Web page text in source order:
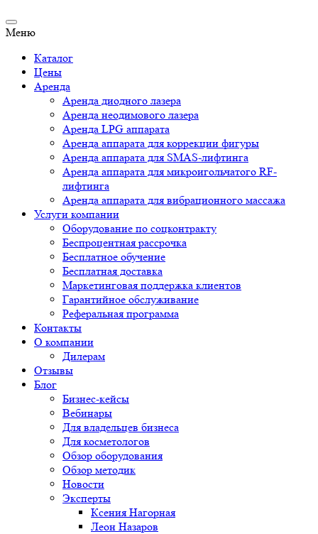
Меню
Каталог
Цены
Аренда
Аренда диодного лазера
Аренда неодимового лазера
Аренда LPG аппарата
Аренда аппарата для коррекции фигуры
Аренда аппарата для SMAS-лифтинга
Аренда аппарата для микроигольчатого RF-
лифтинга
Аренда аппарата для вибрационного массажа
Услуги компании
Оборудование по соцконтракту
Беспроцентная рассрочка
Бесплатное обучение
Бесплатная доставка
Маркетинговая поддержка клиентов
Гарантийное обслуживание
Реферальная программа
Контакты
О компании
Дилерам
Отзывы
Блог
Бизнес-кейсы
Вебинары
Для владельцев бизнеса
Для косметологов
Обзор оборудования
Обзор методик
Новости
Эксперты
Ксения Нагорная
Леон Назаров